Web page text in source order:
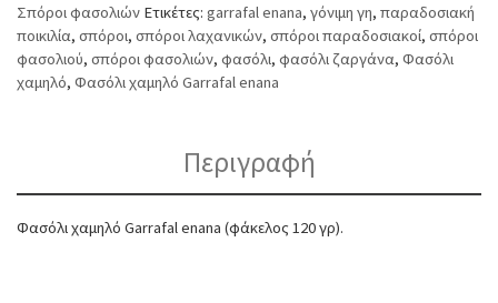
Σπόροι φασολιών Ετικέτες: garrafal enana, γόνιμη γη, παραδοσιακή
ποικιλία, σπόροι, σπόροι λαχανικών, σπόροι παραδοσιακοί, σπόροι
φασολιού, σπόροι φασολιών, φασόλι, φασόλι ζαργάνα, Φασόλι
χαμηλό, Φασόλι χαμηλό Garrafal enana
Περιγραφή
Φασόλι χαμηλό Garrafal enana (φάκελος 120 γρ).